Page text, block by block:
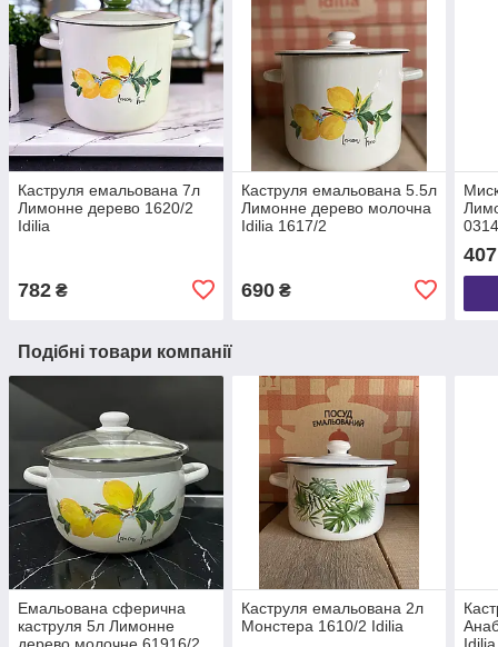
Каструля емальована 7л
Лимонне дерево 1620/2
Idilia
782 ₴
Каструля емальована 5.5л
Лимонне дерево молочна
Idilia 1617/2
690₴
407
Подібні товари компанії
Емальована сферична
каструля 5л Лимонне
Каструля емальована 2л
Монстера 1610/2 Idilia